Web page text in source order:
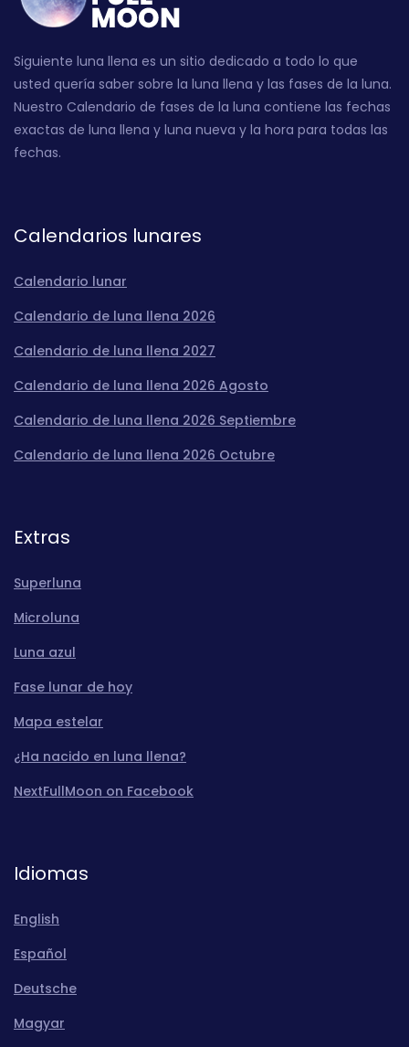
Siguiente luna llena es un sitio dedicado a todo lo que
usted quería saber sobre la luna llena y las fases de la luna.
Nuestro Calendario de fases de la luna contiene las fechas
exactas de luna llena y luna nueva y la hora para todas las
fechas.
Calendarios lunares
Calendario lunar
Calendario de luna llena 2026
Calendario de luna llena 2027
Calendario de luna llena 2026 Agosto
Calendario de luna llena 2026 Septiembre
Calendario de luna llena 2026 Octubre
Extras
Superluna
Microluna
Luna azul
Fase lunar de hoy
Mapa estelar
¿Ha nacido en luna llena?
NextFullMoon on Facebook
Idiomas
English
Español
Deutsche
Magyar